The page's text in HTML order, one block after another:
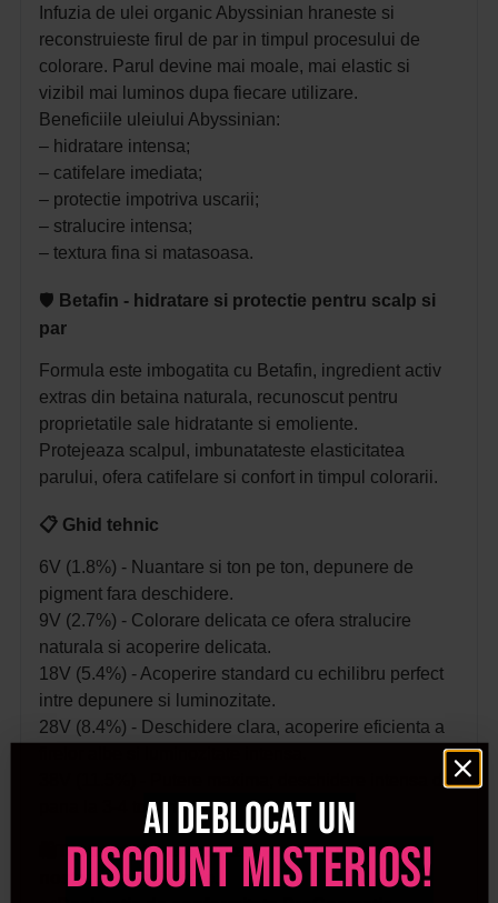
Infuzia de ulei organic Abyssinian hraneste si
reconstruieste firul de par in timpul procesului de
colorare. Parul devine mai moale, mai elastic si
vizibil mai luminos dupa fiecare utilizare.
Beneficiile uleiului Abyssinian:
– hidratare intensa;
– catifelare imediata;
– protectie impotriva uscarii;
– stralucire intensa;
– textura fina si matasoasa.
🛡️ Betafin - hidratare si protectie pentru scalp si
par
Formula este imbogatita cu Betafin, ingredient activ
extras din betaina naturala, recunoscut pentru
proprietatile sale hidratante si emoliente.
Protejeaza scalpul, imbunatateste elasticitatea
parului, ofera catifelare si confort in timpul colorarii.
📋 Ghid tehnic
6V (1.8%) - Nuantare si ton pe ton, depunere de
pigment fara deschidere.
9V (2.7%) - Colorare delicata ce ofera stralucire
naturala si acoperire delicata.
18V (5.4%) - Acoperire standard cu echilibru perfect
intre depunere si luminozitate.
28V (8.4%) - Deschidere clara, acoperire eficienta a
38V (11.5%) - Putere maxima; deschidere intensa de
pana la 3-4 tonuri.
🛍️Toate produsele achizitionate de pe site-ul
nostru sunt originale.
Ai deblocat un
discount misterios!